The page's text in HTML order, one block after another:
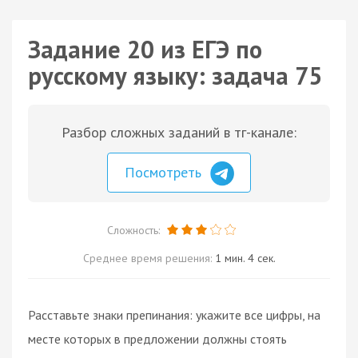
Задание 20 из ЕГЭ по
русскому языку: задача 75
Разбор сложных заданий в тг-канале:
Посмотреть
Сложность:
Среднее время решения: 1 мин. 4 сек.
Расставьте знаки препинания: укажите все цифры, на
месте которых в предложении должны стоять